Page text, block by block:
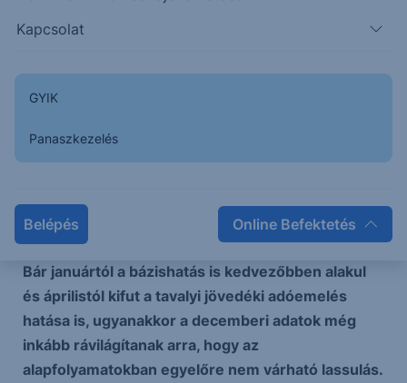
Kapcsolat
GYIK
Panaszkezelés
Belépés Online Befektetés
szeszes italok, dohányáruk ára emelkedett a
legnagyobb mértékben. Az előző hónaphoz képest
drágulás. Legnagyobb mértékben az élelmiszerek
és a tartós fogyasztási cikkek ára emelkedett.
index értéke, ami az árfolyamatok tartósságát
mutatja.
Bár januártól a bázishatás is kedvezőbben alakul
és áprilistól kifut a tavalyi jövedéki adóemelés
hatása is, ugyanakkor a decemberi adatok még
inkább rávilágítanak arra, hogy az
alapfolyamatokban egyelőre nem várható lassulás.